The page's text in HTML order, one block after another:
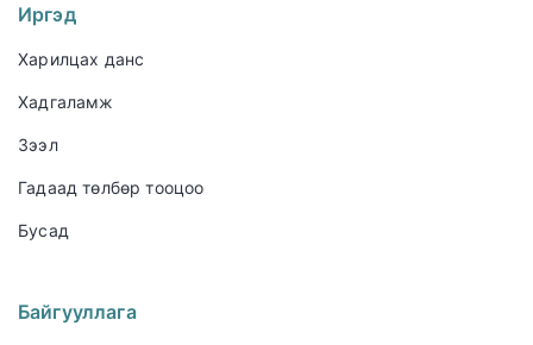
Иргэд
Харилцах данс
Хадгаламж
Зээл
Гадаад төлбөр тооцоо
Бусад
Байгууллага